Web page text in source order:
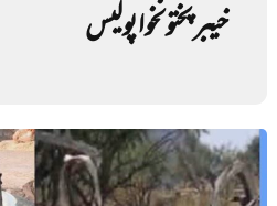
خیبر پختونخوا پولیس